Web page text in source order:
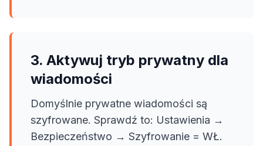
3. Aktywuj tryb prywatny dla
wiadomości
Domyślnie prywatne wiadomości są
szyfrowane. Sprawdź to: Ustawienia →
Bezpieczeństwo → Szyfrowanie = WŁ.